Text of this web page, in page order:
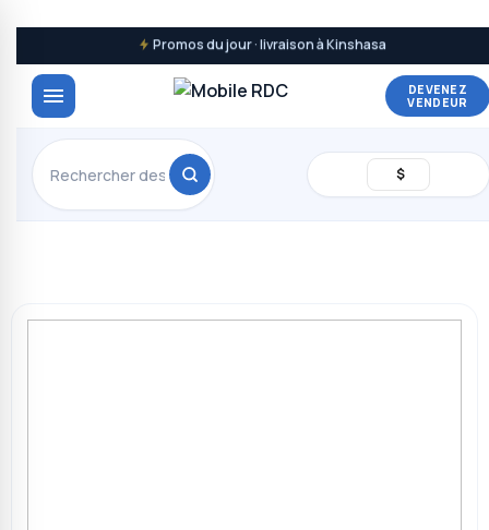
Promos du jour · livraison à Kinshasa
DEVENEZ
VENDEUR
$